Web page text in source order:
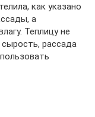
как указано
а
Теплицу не
рассада